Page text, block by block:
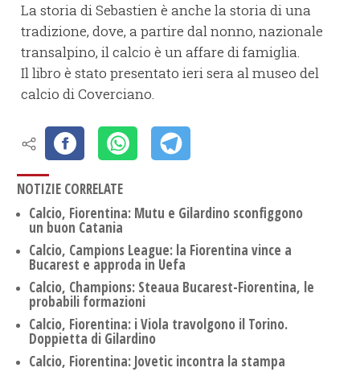
La storia di Sebastien è anche la storia di una
tradizione, dove, a partire dal nonno, nazionale
transalpino, il calcio è un affare di famiglia.
Il libro è stato presentato ieri sera al museo del
calcio di Coverciano.
NOTIZIE CORRELATE
Calcio, Fiorentina: Mutu e Gilardino sconfiggono
un buon Catania
Calcio, Campions League: la Fiorentina vince a
Bucarest e approda in Uefa
Calcio, Champions: Steaua Bucarest-Fiorentina, le
probabili formazioni
Calcio, Fiorentina: i Viola travolgono il Torino.
Doppietta di Gilardino
Calcio, Fiorentina: Jovetic incontra la stampa